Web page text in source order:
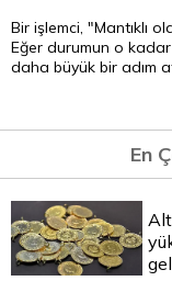
Bir işlemci, "Mantıklı
Eğer durumun o
daha büyük bir adım
En